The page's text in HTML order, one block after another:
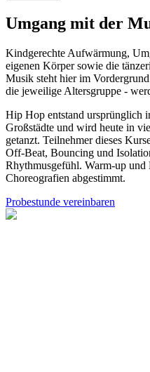
Umgang mit der
Kindgerechte Aufwärmung,
eigenen Körper sowie die
Musik steht hier im
die jeweilige Altersgruppe -
Hip Hop entstand ursprünglich
Großstädte und wird heute in
getanzt. Teilnehmer dieses
Off-Beat, Bouncing und
Rhythmusgefühl. Warm-up und
Choreografien abgestimmt.
Probestunde vereinbaren